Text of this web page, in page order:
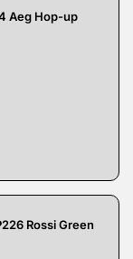
Aeg Hop-up
Rossi Green